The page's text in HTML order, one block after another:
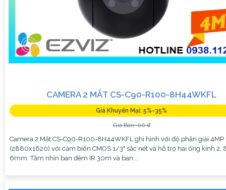
CAMERA 2 MẮT CS-C90-R100-8H44WKFL
Giá Khuyến Mại: 5%-35%
Giá Bán: 00 ₫
Camera 2 Mắt CS-C90-R100-8H44WKFL ghi hình với độ phân giải 4MP
(2880x1620) với cảm biến CMOS 1/3" sắc nét và hỗ trợ hai ống kính 2.
6mm. Tầm nhìn ban đêm IR 30m và ban...